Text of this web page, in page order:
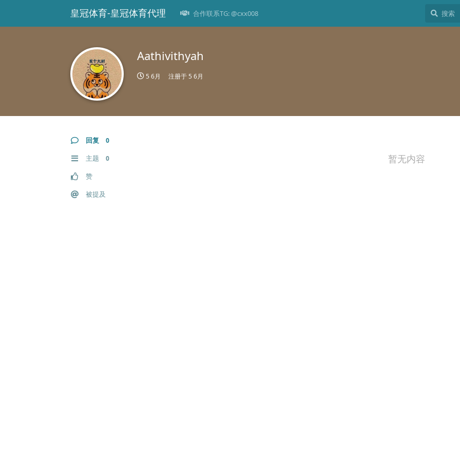
皇冠体育-皇冠体育代理 合作联系TG: @cxx008
Aathivithyah
5 6月 注册于5 6月
回复 0
主题 0
赞
被提及
暂无内容